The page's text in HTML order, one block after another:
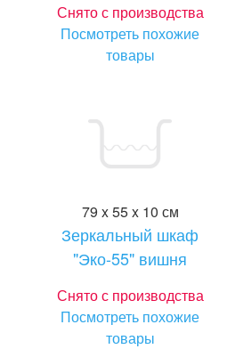
Снято с производства
Посмотреть похожие
товары
79 x 55 x 10 см
Зеркальный шкаф
"Эко-55" вишня
Снято с производства
Посмотреть похожие
товары